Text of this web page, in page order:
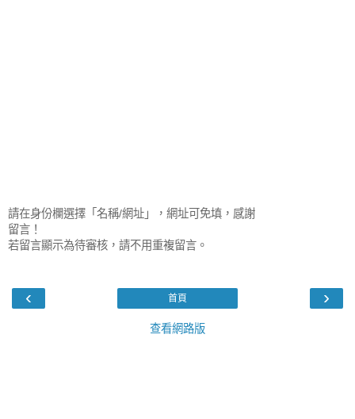
請在身份欄選擇「名稱/網址」，網址可免填，感謝
留言！
若留言顯示為待審核，請不用重複留言。
‹ ›
首頁
查看網路版